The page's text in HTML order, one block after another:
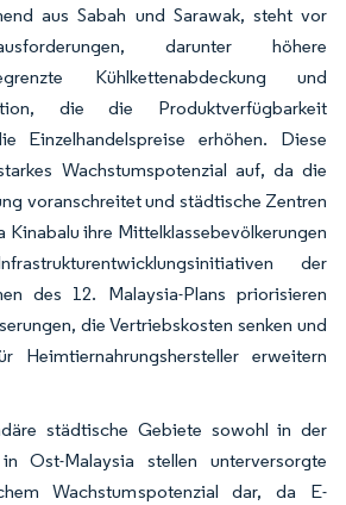
aus Sabah und Sarawak, steht vor
darunter höhere
Kühlkettenabdeckung und
die die Produktverfügbarkeit
Einzelhandelspreise erhöhen. Diese
Wachstumspotenzial auf, da die
voranschreitet und städtische Zentren
Kinabalu ihre Mittelklassebevölkerungen
der
des 12. Malaysia-Plans priorisieren
die Vertriebskosten senken und
Heimtiernahrungshersteller erweitern
städtische Gebiete sowohl in der
Ost-Malaysia stellen unterversorgte
Wachstumspotenzial dar, da E-